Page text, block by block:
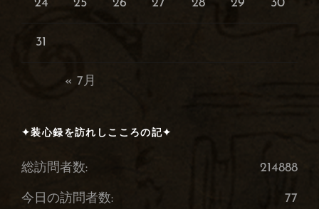
« 7月
24 25 26 27 28 29 30
31
✦装心録を訪れしこころの記✦
214888
総訪問者数:
77
今日の訪問者数: